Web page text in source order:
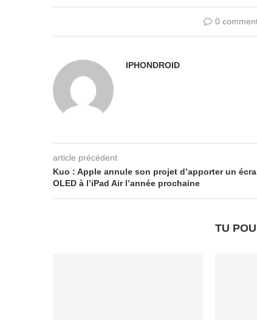
0
IPHONDROID
article précédent
Kuo : Apple annule son projet d’apporter un
OLED à l’iPad Air l’année prochaine
TU